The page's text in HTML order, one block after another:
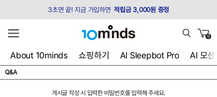
3초면 끝! 지금 가입하면 적립금 3,000원 증정
0
About 10minds 쇼핑하기 AI Sleepbot Pro AI 모션
Q&A
게시글 작성 시 입력한 비밀번호를 입력해 주세요.